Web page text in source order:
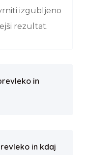
izgubljeno
rezultat.
in
in kdaj